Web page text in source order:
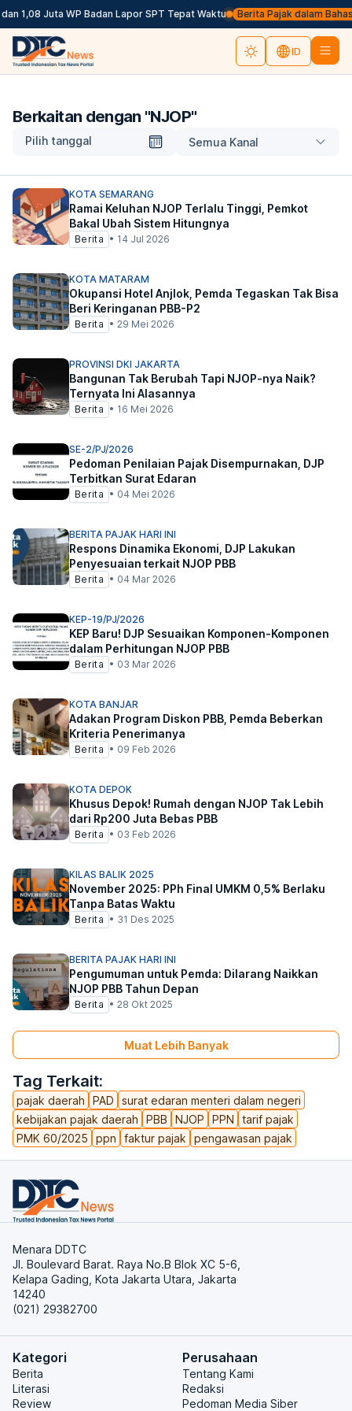
1,08 Juta WP Badan Lapor SPT Tepat Waktu Berita Pajak dalam
ID
Berkaitan dengan "NJOP"
Pilih tanggal Semua Kanal
Tag Terkait:
pajak daerah PAD
surat edaran menteri dalam negeri
kebijakan pajak daerah
PBB NJOP PPN
tarif pajak
PMK 60/2025
ppn faktur pajak pengawasan pajak
KOTA SEMARANG
Ramai Keluhan NJOP Terlalu Tinggi, Pemkot
Bakal Ubah Sistem Hitungnya
Berita • 14 Jul 2026
KOTA MATARAM
Okupansi Hotel Anjlok, Pemda Tegaskan Tak Bisa
Beri Keringanan PBB-P2
Berita • 29 Mei 2026
PROVINSI DKI JAKARTA
Bangunan Tak Berubah Tapi NJOP-nya Naik?
Ternyata Ini Alasannya
Berita • 16 Mei 2026
SE-2/PJ/2026
Pedoman Penilaian Pajak Disempurnakan, DJP
Terbitkan Surat Edaran
Berita • 04 Mei 2026
BERITA PAJAK HARI INI
Respons Dinamika Ekonomi, DJP Lakukan
Penyesuaian terkait NJOP PBB
Berita • 04 Mar 2026
KEP-19/PJ/2026
KEP Baru! DJP Sesuaikan Komponen-Komponen
dalam Perhitungan NJOP PBB
Berita • 03 Mar 2026
KOTA BANJAR
Adakan Program Diskon PBB, Pemda Beberkan
Kriteria Penerimanya
Berita • 09 Feb 2026
KOTA DEPOK
Khusus Depok! Rumah dengan NJOP Tak Lebih
dari Rp200 Juta Bebas PBB
Berita • 03 Feb 2026
KILAS BALIK 2025
November 2025: PPh Final UMKM 0,5% Berlaku
Tanpa Batas Waktu
Berita • 31 Des 2025
BERITA PAJAK HARI INI
Pengumuman untuk Pemda: Dilarang Naikkan
NJOP PBB Tahun Depan
Berita • 28 Okt 2025
Muat Lebih Banyak
Menara DDTC
Jl. Boulevard Barat. Raya No.B Blok XC 5-6,
Kelapa Gading, Kota Jakarta Utara, Jakarta
14240
(021) 29382700
Kategori
Berita
Literasi
Review
Perusahaan
Tentang Kami
Redaksi
Pedoman Media Siber